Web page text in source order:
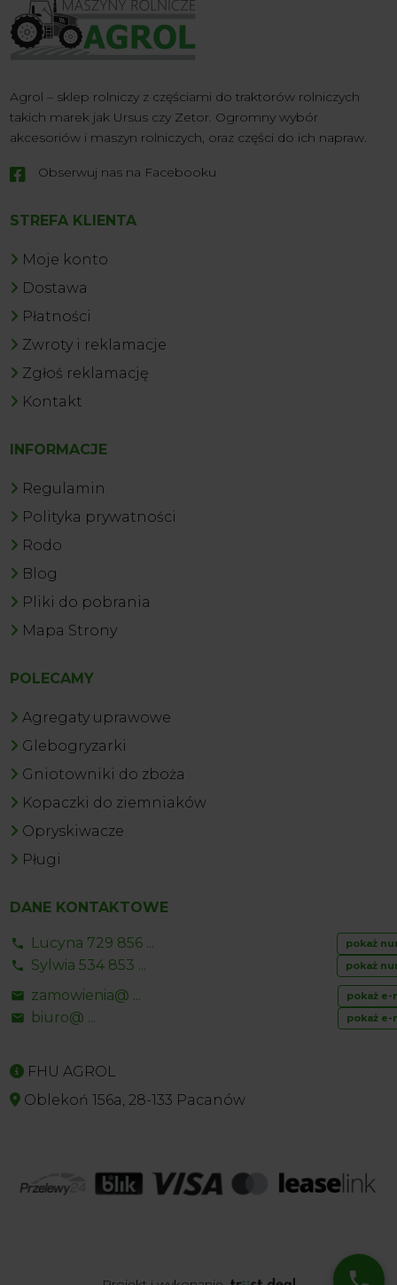
Agrol – sklep rolniczy z częściami do traktorów rolniczych
takich marek jak Ursus czy Zetor. Ogromny wybór
akcesoriów i maszyn rolniczych, oraz części do ich napraw.
 Obserwuj nas na Facebooku
STREFA KLIENTA
Moje konto
Dostawa
Płatności
Zwroty i reklamacje
Zgłoś reklamację
Kontakt
INFORMACJE
Regulamin
Polityka prywatności
Rodo
Blog
Pliki do pobrania
Mapa Strony
POLECAMY
Agregaty uprawowe
Glebogryzarki
Gniotowniki do zboża
Kopaczki do ziemniaków
Opryskiwacze
Pługi
DANE KONTAKTOWE
Lucyna 729 856 ... pokaż
Sylwia 534 853 ... pokaż
zamowienia@ ... pokaż e-
biuro@ ... pokaż e-
FHU AGROL
Oblekoń 156a, 28-133 Pacanów